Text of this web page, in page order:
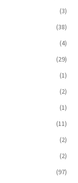
(3)
(38)
(4)
(29)
(1)
(2)
(1)
(11)
(2)
(2)
(97)